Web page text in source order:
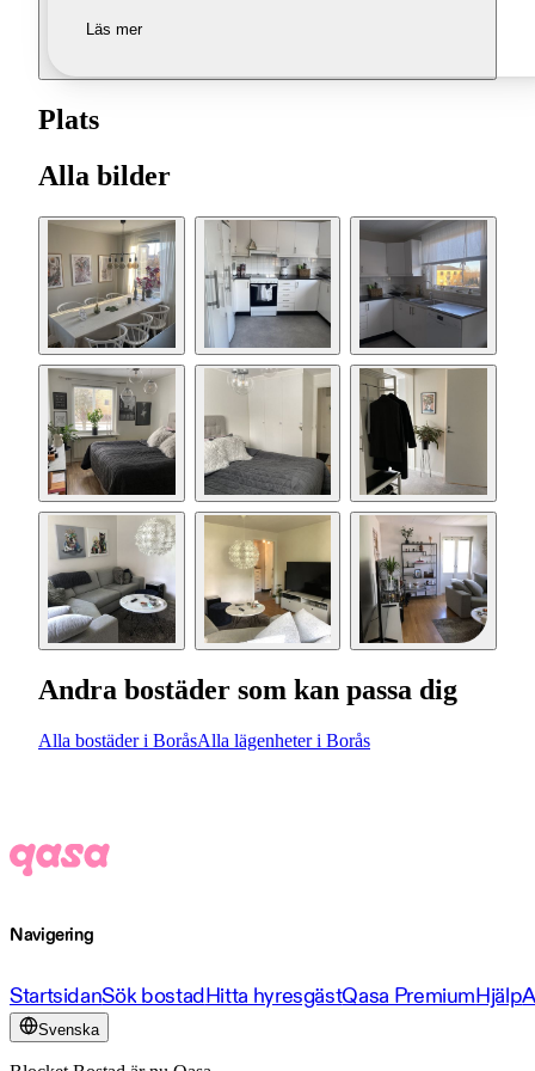
Läs mer
Plats
Alla bilder
Andra bostäder som kan passa dig
Alla bostäder i BoråsAlla lägenheter i Borås
Navigering
StartsidanSök bostadHitta hyresgästQasa PremiumHjälp
Svenska